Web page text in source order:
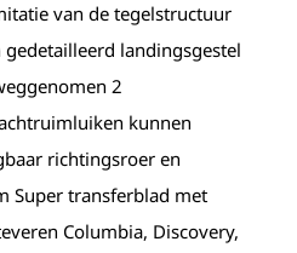
van de tegelstructuur
landingsgestel
2
kunnen
richtingsroer en
Super transferblad met
Columbia, Discovery,